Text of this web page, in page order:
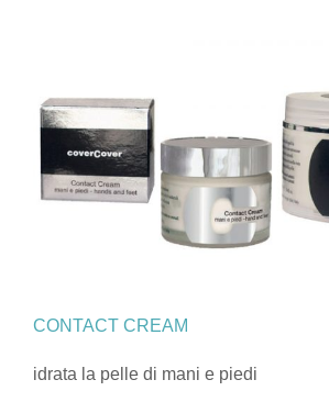
CONTACT CREAM
idrata la pelle di mani e piedi